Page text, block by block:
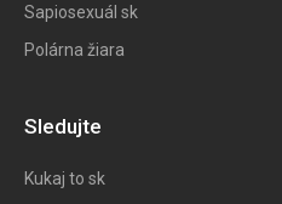
Sapiosexuál sk
Polárna žiara
Sledujte
Kukaj to sk